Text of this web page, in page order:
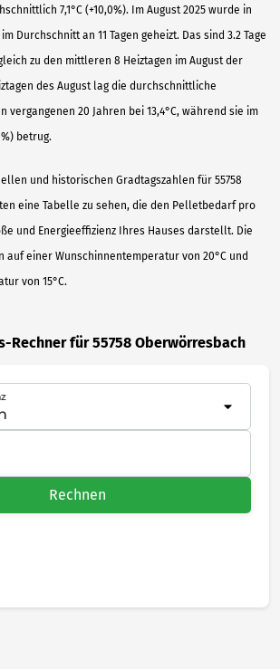
7,1°C (+10,0%). Im August 2025 wurde in
Durchschnitt an 11 Tagen geheizt. Das sind 3.2 Tage
zu den mittleren 8 Heiztagen im August der
des August lag die durchschnittliche
vergangenen 20 Jahren bei 13,4°C, während sie im
betrug.
und historischen Gradtagszahlen für 55758
eine Tabelle zu sehen, die den Pelletbedarf pro
und Energieeffizienz Ihres Hauses darstellt. Die
auf einer Wunschinnentemperatur von 20°C und
von 15°C.
Rechner für 55758 Oberwörresbach
Rechnen